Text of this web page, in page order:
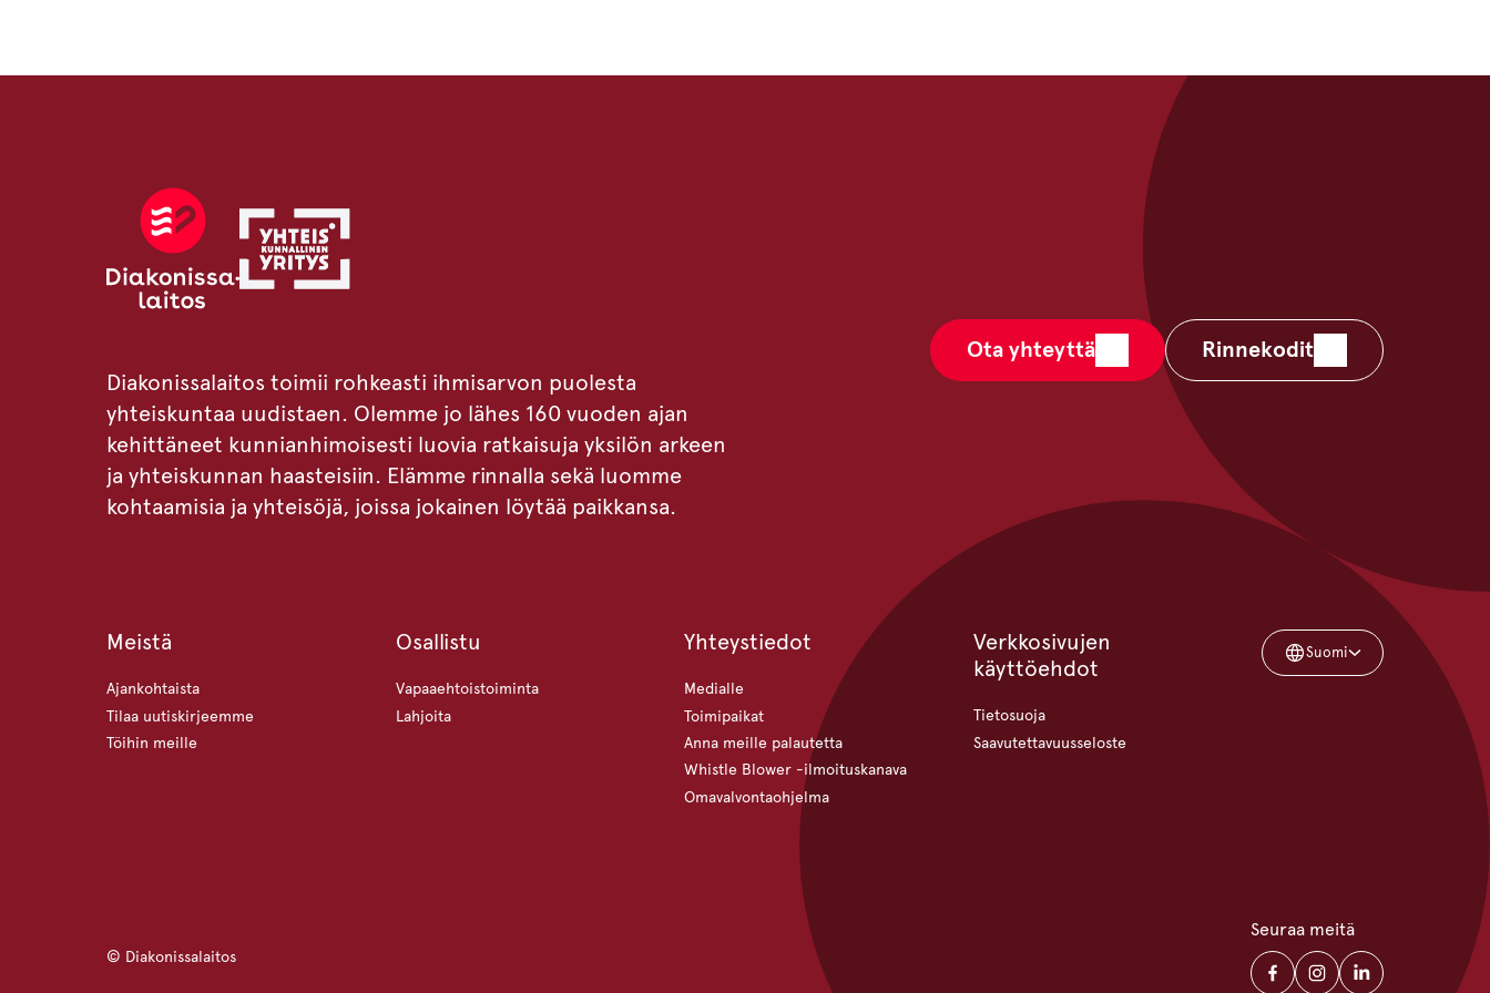
Diakonissalaitos toimii rohkeasti ihmisarvon puolesta
yhteiskuntaa uudistaen. Olemme jo lähes 160 vuoden ajan
kehittäneet kunnianhimoisesti luovia ratkaisuja yksilön arkeen
ja yhteiskunnan haasteisiin. Elämme rinnalla sekä luomme
kohtaamisia ja yhteisöjä, joissa jokainen löytää paikkansa.
Ota yhteyttä Rinnekodit
Meistä
Ajankohtaista
Tilaa uutiskirjeemme
Töihin meille
Osallistu
Vapaaehtoistoiminta
Lahjoita
Yhteystiedot
Medialle
Toimipaikat
Anna meille palautetta
Whistle Blower -ilmoituskanava
Omavalvontaohjelma
Verkkosivujen
käyttöehdot
Tietosuoja
Saavutettavuusseloste
Suomi
© Diakonissalaitos
Seuraa meitä